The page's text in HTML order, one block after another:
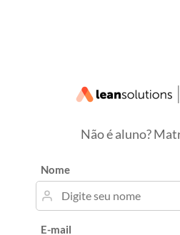
Não é aluno?
Nome
E-mail